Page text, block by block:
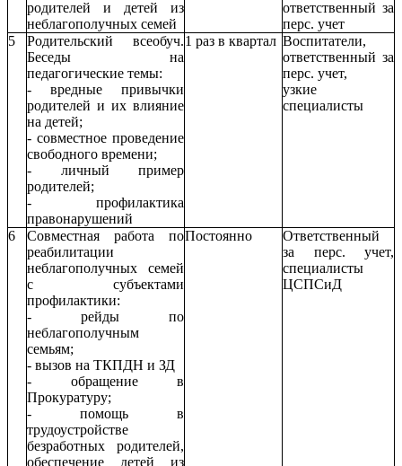
родителей и детей из
неблагополучных семей
ответственный за
перс. учет
5
Родительский всеобуч.
Беседы на
педагогические темы:
- вредные привычки
родителей и их влияние
на детей;
- совместное проведение
свободного времени;
- личный пример
родителей;
- профилактика
правонарушений
1 раз в квартал Воспитатели,
ответственный за
перс. учет,
узкие
специалисты
6
Совместная работа по
реабилитации
неблагополучных семей
с субъектами
профилактики:
- рейды по
неблагополучным
семьям;
- вызов на ТКПДН и ЗД
- обращение в
Прокуратуру;
- помощь в
трудоустройстве
безработных родителей,
обеспечение детей из
Постоянно
Ответственный
за перс. учет,
специалисты
ЦСПСиД